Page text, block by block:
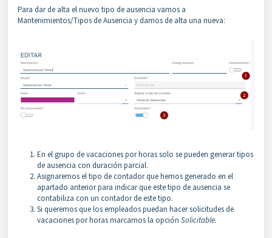
Para dar de alta el nuevo tipo de ausencia vamos a
Mantenimientos/Tipos de Ausencia y damos de alta una nueva:
En el grupo de vacaciones por horas solo se pueden generar tipos
de ausencia con duración parcial.
Asignaremos el tipo de contador que hemos generado en el
apartado anterior para indicar que este tipo de ausencia se
contabiliza con un contador de este tipo.
Si queremos que los empleados puedan hacer solicitudes de
vacaciones por horas marcamos la opción Solicitable.